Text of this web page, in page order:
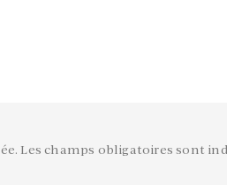
Les champs obligatoires sont